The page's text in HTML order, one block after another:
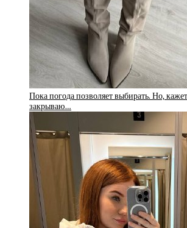
Пока погода позволяет выбирать. Но,
закрываю…